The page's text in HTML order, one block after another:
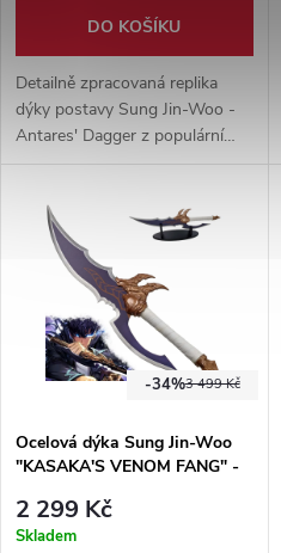
DO KOŠÍKU
Detailně zpracovaná replika
dýky postavy Sung Jin-Woo -
Antares' Dagger z populární
anime série Solo Leveling. Dýka
čepel vyrobenou z nerezové
oceli. Rukojeť je dřevěná a
ostatní prvky jsou z hliníkové
3 499 Kč
-34%
Ocelová dýka Sung Jin-Woo
"KASAKA'S VENOM FANG" -
2 299 Kč
Skladem